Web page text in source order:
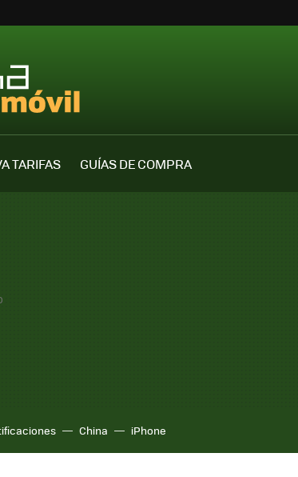
TARIFAS
GUÍAS DE COMPRA
China iPhone